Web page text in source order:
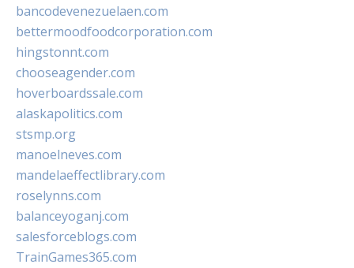
bancodevenezuelaen.com
bettermoodfoodcorporation.com
hingstonnt.com
chooseagender.com
hoverboardssale.com
alaskapolitics.com
stsmp.org
manoelneves.com
mandelaeffectlibrary.com
roselynns.com
balanceyoganj.com
salesforceblogs.com
TrainGames365.com